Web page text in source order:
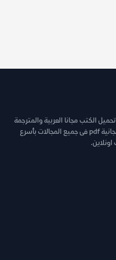
الكتب مجانا العربية والمترجمة
والروايات والقصص وغيرها من كتب مجانية pdf فى جميع المجالات بأسرع